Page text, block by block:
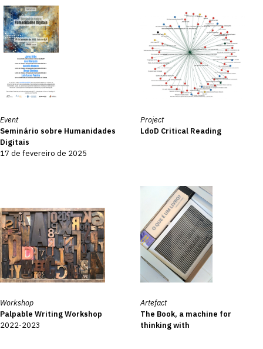
Event
Seminário sobre Humanidades
Digitais
17 de fevereiro de 2025
Project
LdoD Critical Reading
Workshop
Palpable Writing Workshop
2022-2023
Artefact
The Book, a machine for
thinking with